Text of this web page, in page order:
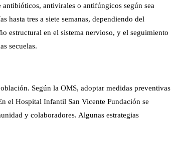
antivirales o antifúngicos según sea
hasta tres a siete semanas, dependiendo del
estructural en el sistema nervioso, y el seguimiento
secuelas.
Según la OMS, adoptar medidas preventivas
el Hospital Infantil San Vicente Fundación se
y colaboradores. Algunas estrategias